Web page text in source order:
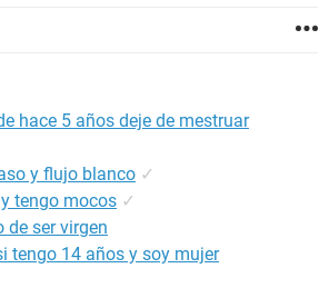
hace 5 años deje de mestruar
y flujo blanco ✓
tengo mocos ✓
de ser virgen
tengo 14 años y soy mujer